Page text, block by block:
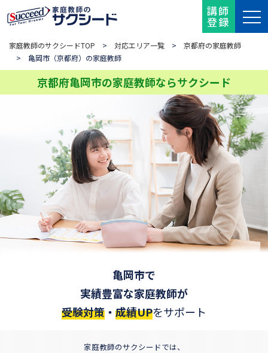
講師
登録
家庭教師のサクシードTOP > 対応エリア一覧 > 京都府の家庭教師
> 亀岡市（京都府）の家庭教師
京都府亀岡市の家庭教師ならサクシード
亀岡市で
実績豊富な家庭教師が
受験対策 ・ 成績UPをサポート
家庭教師のサクシードでは、